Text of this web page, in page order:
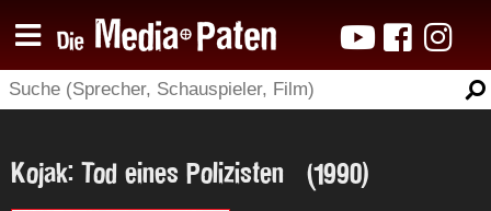
Kojak: Tod eines Polizisten (1990)